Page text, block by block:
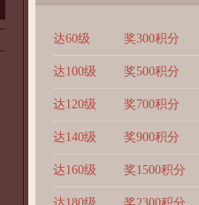
达60级 奖300积分
达100级 奖500积分
达120级 奖700积分
达140级 奖900积分
达160级 奖1500积分